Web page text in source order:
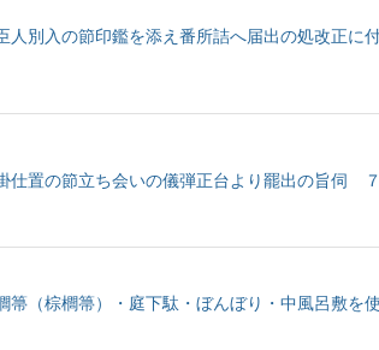
人別入の節印鑑を添え番所詰へ届出の処改正
仕置の節立ち会いの儀弾正台より罷出の旨伺
箒（棕櫚箒）・庭下駄・ぼんぼり・中風呂敷を